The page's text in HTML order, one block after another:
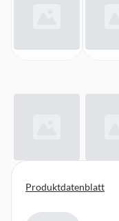
Produktdatenblatt